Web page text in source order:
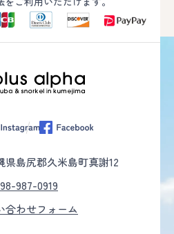
県島尻郡久米島町真謝12
987-0919
合わせフォーム